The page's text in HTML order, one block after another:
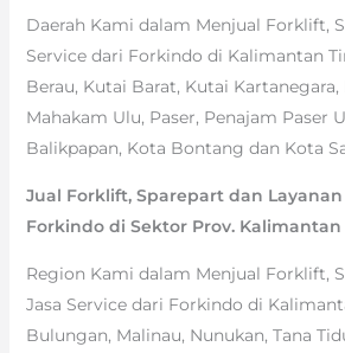
Daerah Kami dalam Menjual Forklift,
Service dari Forkindo di Kalimantan
Berau, Kutai Barat, Kutai
Mahakam Ulu, Paser, Penajam Paser
Balikpapan, Kota Bontang dan Kota
Jual Forklift, Sparepart dan
Forkindo di Sektor Prov. Kalimantan
Region Kami dalam Menjual Forklift,
Jasa Service dari Forkindo di
Bulungan, Malinau, Nunukan, Tana